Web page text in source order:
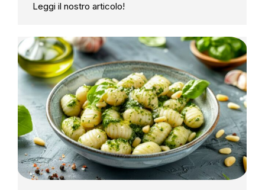
Leggi il nostro articolo!